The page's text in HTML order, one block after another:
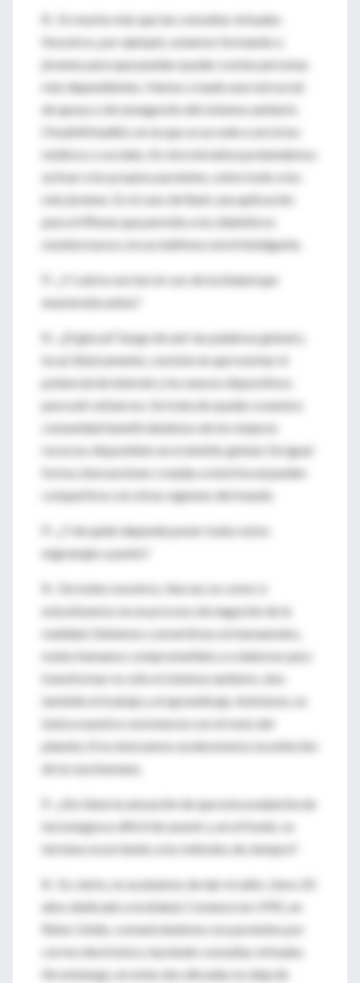
R.- Es mucho más que las consultas virtuales.
Nosotros, por ejemplo, estamos formando a
jóvenes para que puedan ayudar a estas personas
más dependientes. Hemos creado una red social
de apoyo y de navegación del sistema sanitario
(Youth4Health) con la que se accede a servicios
médicos o sociales. En otra iniciativa pretendemos
activar a los propios pacientes, sobre todo a los
más jóvenes. Es el caso de Bant, una aplicación
para el iPhone que permite a los diabéticos
monitorizarse con un teléfono móvil inteligente.
P.- ¿Y cuál es ese tercer uso de la eSalud que
enumeraba antes?
R.- ¿El glocal? Surge de unir las palabras global y
local. Básicamente, consiste en aprovechar el
potencial de internet y los nuevos dispositivos
para unir esfuerzos. Se trata de ayudar a nuestra
comunidad beneficiándonos de los mejores
recursos disponibles en el ámbito global. De igual
forma, innovaciones creadas a nivel local pueden
compartirse con otras regiones del mundo.
P.- ¿Y de quién depende poner todos estos
engranajes a punto?
R.- De todos nosotros. Aun así, es como si
estuviésemos en un proceso de negación de la
realidad. Debemos convertirnos en humanodos,
nodos humanos comprometidos a colaborar para
transformar no sólo el sistema sanitario, sino
también el trabajo y el aprendizaje. Asimismo, es
básica nuestra convivencia con el resto del
planeta. Si no innovamos aceleraremos la extinción
de la raza humana.
P.- ¿No tiene la sensación de que esta avalancha de
tecnología es difícil de asumir y, en el fondo, se
termina recurriendo a los métodos de siempre?
R.- Es cierto, no acabamos de dar el salto. Llevo 20
años dedicado a la eSalud. Comencé en 1991, en
Reino Unido, comunicándome con pacientes por
correo electrónico, haciendo consultas virtuales.
Sin embargo, en estas dos décadas no deja de